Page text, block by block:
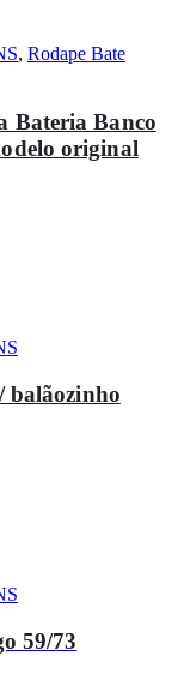
, Rodape Bate
Bateria Banco
original
balãozinho
59/73